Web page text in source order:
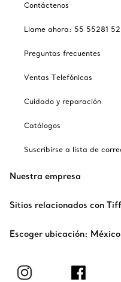
Contáctenos
Llame ahora: 55 55281
Preguntas frecuentes
Ventas Telefónicas
Cuidado y reparación
Catálogos
Suscribirse a lista de
Nuestra empresa
Sitios relacionados con
Escoger ubicación: México